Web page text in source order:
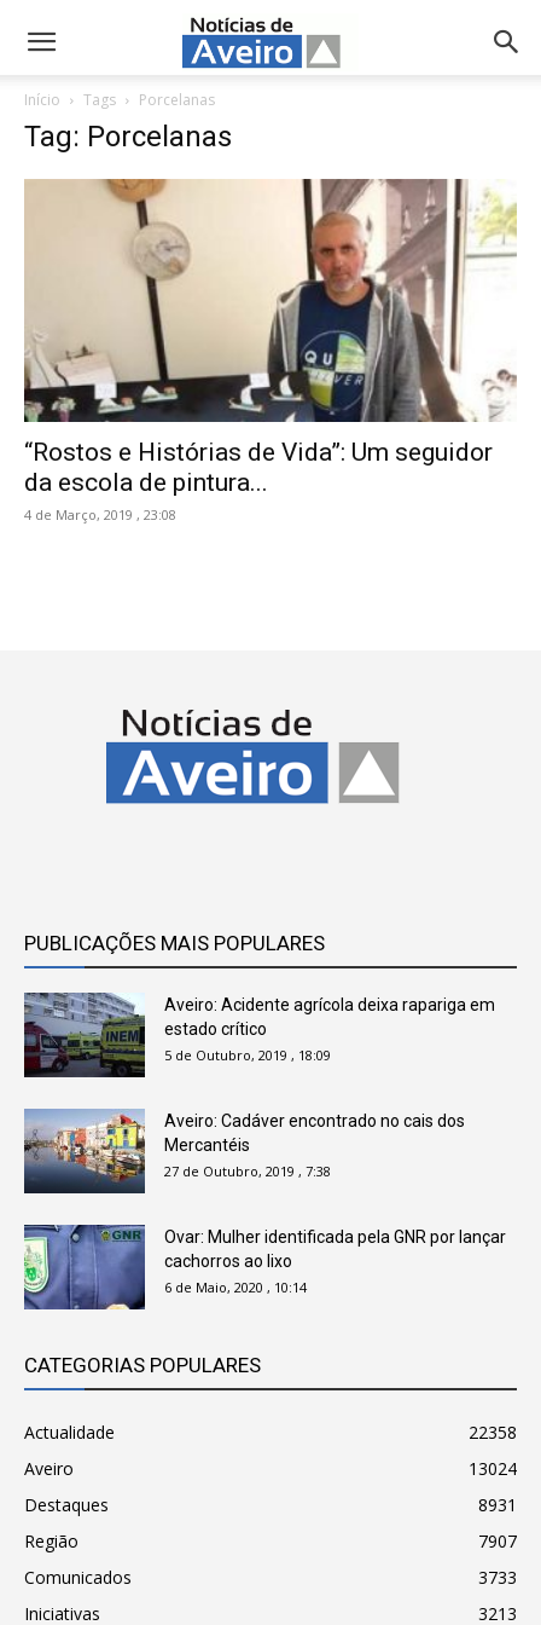
NotíciasdeAveiro.pt
Início Tags Porcelanas
Tag: Porcelanas
“Rostos e Histórias de Vida”: Um seguidor
da escola de pintura...
4 de Março, 2019 , 23:08
PUBLICAÇÕES MAIS POPULARES
Aveiro: Acidente agrícola deixa rapariga em
estado crítico
5 de Outubro, 2019 , 18:09
Aveiro: Cadáver encontrado no cais dos
Mercantéis
27 de Outubro, 2019 , 7:38
Ovar: Mulher identificada pela GNR por lançar
cachorros ao lixo
6 de Maio, 2020 , 10:14
CATEGORIAS POPULARES
Actualidade
22358
Aveiro
13024
Destaques
8931
Região
7907
Comunicados
3733
Iniciativas
3213